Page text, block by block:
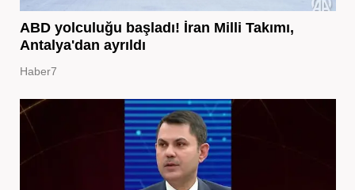
ABD yolculuğu başladı! İran Milli Takımı,
Antalya'dan ayrıldı
Haber7